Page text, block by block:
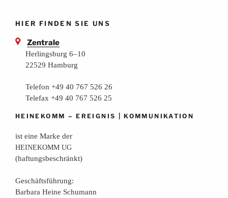
HIER FINDEN SIE UNS
Zentrale
Herlingsburg 6–10
22529 Hamburg
Telefon +49 40 767 526 26
Telefax +49 40 767 526 25
HEINEKOMM –EREIGNIS |KOMMUNIKATION
ist eine Mar­ke der
HEINEKOMM UG
(haf­tungs­be­schränkt)
Geschäfts­füh­rung:
Bar­ba­ra Hei­ne Schumann